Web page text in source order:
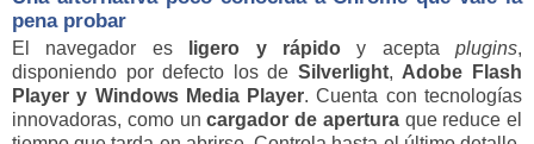
pena probar
El navegador es ligero y rápidoy acepta plugins,
disponiendo por defecto los de Silverlight,Adobe Flash
Player y Windows Media Player. Cuenta con tecnologías
innovadoras, como un cargador de aperturaque reduce el